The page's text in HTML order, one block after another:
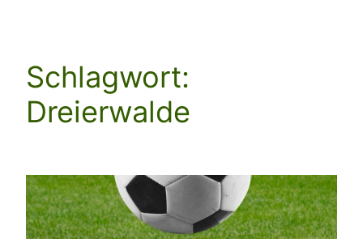
Schlagwort:
Dreierwalde